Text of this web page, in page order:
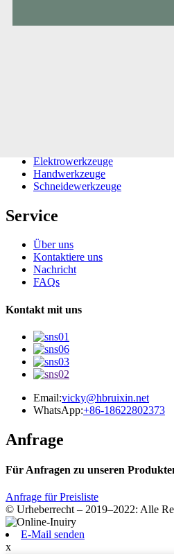
Elektrowerkzeuge
Handwerkzeuge
Schneidewerkzeuge
Service
Über uns
Kontaktiere uns
Nachricht
FAQs
Kontakt mit uns
Email:vicky@hbruixin.net
WhatsApp:+86-18622802373
Anfrage
Für Anfragen zu unseren
Anfrage für Preisliste
© Urheberrecht – 2019–2022: Alle
E-Mail senden
x